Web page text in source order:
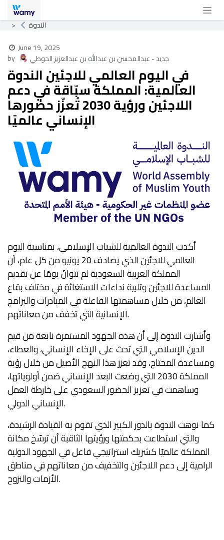
Skip to Content
الندوة
June 19, 2025
by
جديد - عبدالمحسن بن عبدالله بن عبدالعزيز الحوطي
في اليوم العالمي للاجئين الندوة
العالمية: المملكة سبّاقة في دعم
اللاجئين ورؤية 2030 تُعزّز حضورها
الإنساني عالميًا
أكدتالندوة العالمية للشباب الإسلامي، بمناسبةاليوم
العالمي للاجئين
الذي يصادف 20 يونيو من كل عام، أن
المملكة العربية السعودية لم تتوانَ يومًا عن تقديم
المساعدة للاجئين وتلبية نداءات الاستغاثة في مختلف بقاع
العالم، من خلال مساهمتها الفاعلة في المبادرات والبرامج
الإنسانية التي تخفف من معاناتهم.
وأشارت الندوة إلى أن هذه الجهود المستمرة نابعة منقيم
الدين الإسلاميالتي تحث على الإخاء الإنساني، والعطاء،
ومساعدة المحتاج، وقد تعزز هذا النهج الأصيل من خلالرؤية
المملكة 2030
التي وضعت البعد الإنساني ضمن أولوياتها،
وساهمت في تعزيز الحضور السعودي على خارطة العمل
الإنساني الدولي.
كما نوهت الندوة بالدور الكبير الذي تقوم بهالقيادة الرشيدة،
والتي استطاعت بحكمتها ورؤيتها الثاقبة أن ترسّخ مكانة
المملكة عالميًا كشريك استراتيجي فاعل في الجهود الدولية
الرامية إلى دعم اللاجئين والتخفيف من معاناتهم في مناطق
الأزمات والنزوح.